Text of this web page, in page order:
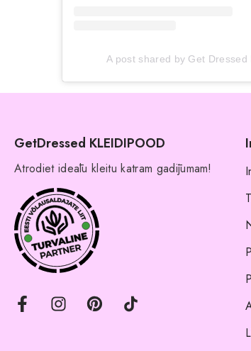
A post shared by Get
GetDressed KLEIDIPOOD
Atrodiet ideālu kleitu katram gadījumam!